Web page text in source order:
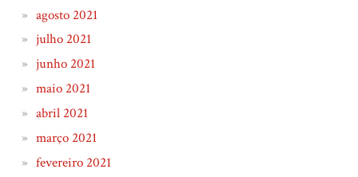
agosto 2021
julho 2021
junho 2021
maio 2021
abril 2021
março 2021
fevereiro 2021